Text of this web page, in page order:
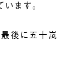
ます。
後に五十嵐